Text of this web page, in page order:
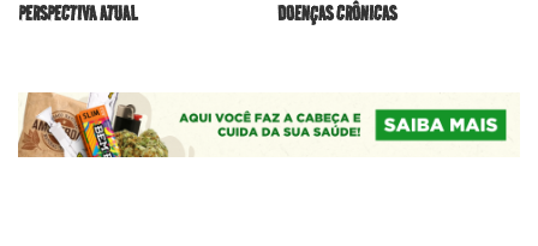
PERSPECTIVA ATUAL
DOENÇAS CRÔNICAS